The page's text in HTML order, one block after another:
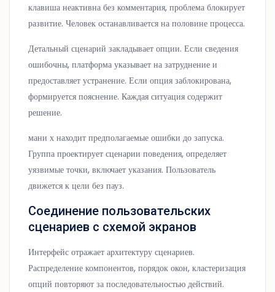
клавиша неактивна без комментария, проблема блокирует
развитие. Человек останавливается на половине процесса.
Детальный сценарий закладывает опции. Если сведения
ошибочны, платформа указывает на затруднение и
предоставляет устранение. Если опция заблокирована,
формируется пояснение. Каждая ситуация содержит
решение.
мани х находит предполагаемые ошибки до запуска.
Группа проектирует сценарии поведения, определяет
уязвимые точки, включает указания. Пользователь
движется к цели без пауз.
Соединение пользовательских
сценариев с схемой экранов
Интерфейс отражает архитектуру сценариев.
Распределение компонентов, порядок окон, кластеризация
опций повторяют за последовательностью действий.